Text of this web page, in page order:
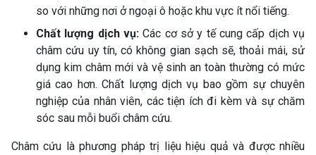
so với những nơi ở ngoại ô hoặc khu vực ít nổi tiếng.
Chất lượng dịch vụ:Các cơ sở y tế cung cấp dịch vụ
châm cứu uy tín, có không gian sạch sẽ, thoải mái, sử
dụng kim châm mới và vệ sinh an toàn thường có mức
giá cao hơn. Chất lượng dịch vụ bao gồm sự chuyên
nghiệp của nhân viên, các tiện ích đi kèm và sự chăm
sóc sau mỗi buổi châm cứu.
Châm cứu là phương pháp trị liệu hiệu quả và được nhiều